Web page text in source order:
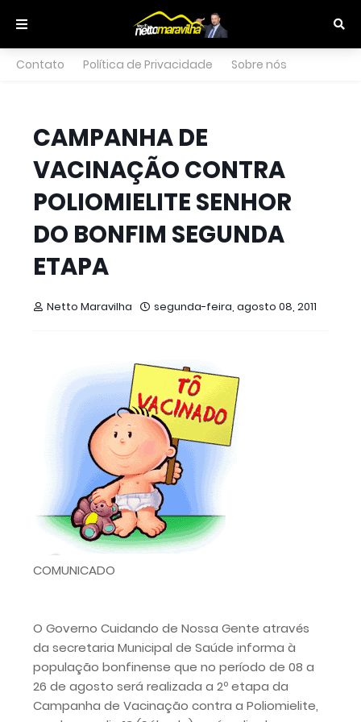
Contato Política de Privacidade Sobre nós
CAMPANHA DE
VACINAÇÃO CONTRA
POLIOMIELITE SENHOR
DO BONFIM SEGUNDA
ETAPA
Netto Maravilha segunda-feira, agosto 08, 2011
COMUNICADO
O Governo Cuidando de Nossa Gente através
da secretaria Municipal de Saúde informa à
população bonfinense que no período de 08 a
26 de agosto será realizada a 2º etapa da
Campanha de Vacinação contra a Poliomielite,